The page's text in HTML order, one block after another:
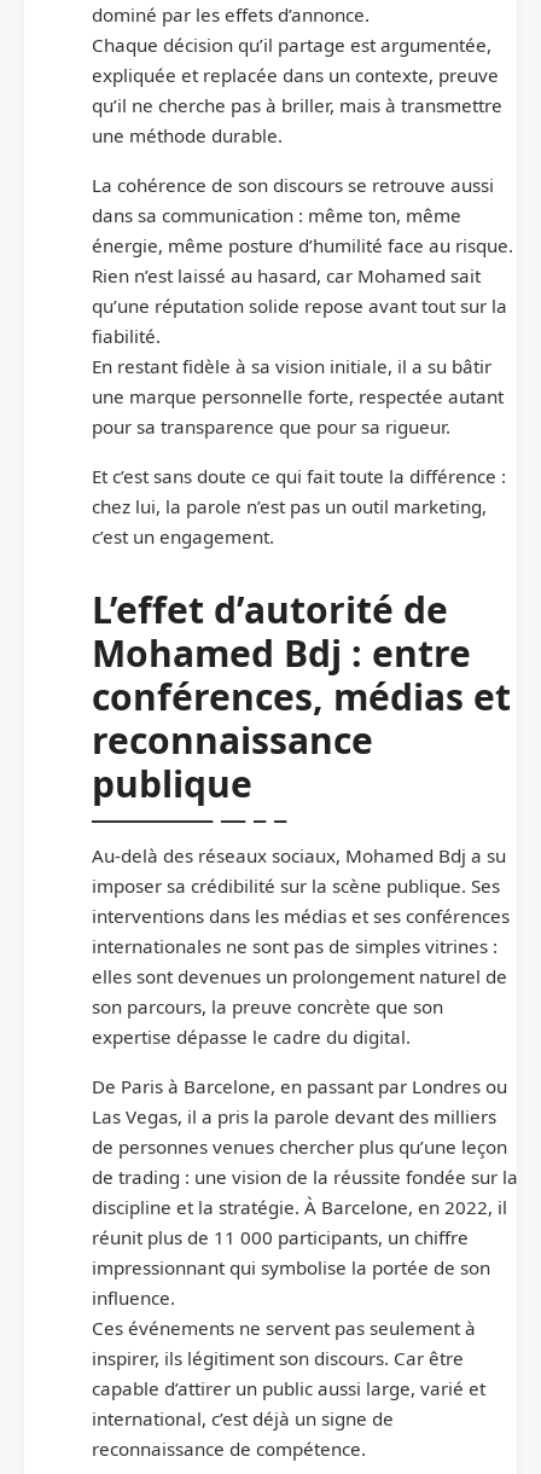
dominé par les effets d’annonce.
Chaque décision qu’il partage est argumentée,
expliquée et replacée dans un contexte, preuve
qu’il ne cherche pas à briller, mais à transmettre
une méthode durable.
La cohérence de son discours se retrouve aussi
dans sa communication : même ton, même
énergie, même posture d’humilité face au risque.
Rien n’est laissé au hasard, car Mohamed sait
qu’une réputation solide repose avant tout sur la
fiabilité.
En restant fidèle à sa vision initiale, il a su bâtir
une marque personnelle forte, respectée autant
pour sa transparence que pour sa rigueur.
Et c’est sans doute ce qui fait toute la différence :
chez lui, la parole n’est pas un outil marketing,
c’est un engagement.
L’effet d’autorité de
Mohamed Bdj : entre
conférences, médias et
reconnaissance
publique
Au-delà des réseaux sociaux, Mohamed Bdj a su
imposer sa crédibilité sur la scène publique. Ses
interventions dans les médias et ses conférences
internationales ne sont pas de simples vitrines :
elles sont devenues un prolongement naturel de
son parcours, la preuve concrète que son
expertise dépasse le cadre du digital.
De Paris à Barcelone, en passant par Londres ou
Las Vegas, il a pris la parole devant des milliers
de personnes venues chercher plus qu’une leçon
de trading : une vision de la réussite fondée sur la
discipline et la stratégie. À Barcelone, en 2022, il
réunit plus de 11 000 participants, un chiffre
impressionnant qui symbolise la portée de son
influence.
Ces événements ne servent pas seulement à
inspirer, ils légitiment son discours. Car être
capable d’attirer un public aussi large, varié et
international, c’est déjà un signe de
reconnaissance de compétence.